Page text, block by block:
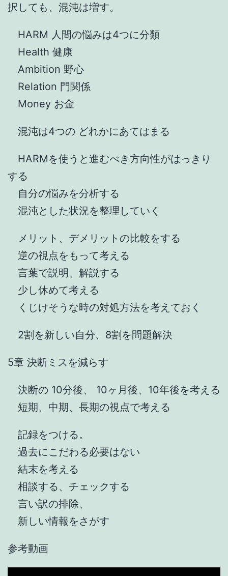
択しても、混沌は増す。
HARM 人間の悩みは4つに分類
Health 健康
Ambition 野心
Relation 門関係
Money お金
混沌は4つの どれかにあてはまる
HARMを使うと進むべき方向性がはっきり
する
自分の悩みを分析する
混沌とした状況を整理していく
メリット、デメリットの比較をする
逆の視点をもって考える
言葉で説明、解説する
少し休めて考える
くじけそうな時の対処方法を考えておく
2割を新しい自分、8割を問題解決
5章 決断ミスを減らす
決断の 10分後、 10ヶ月後、10年後を考える
短期、中期、長期の視点で考える
記録をつける。
過去にこだわる必要はない
結末を考える
相談する、チェックする
言い訳の排除、
新しい情報をさがす
参考動画